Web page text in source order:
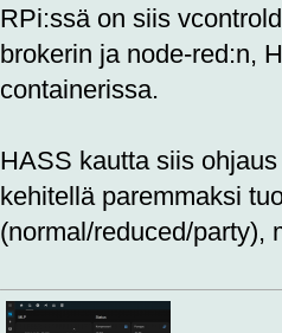
RPi:ssä on siis
brokerin ja node-red:n,
containerissa.
HASS kautta siis
kehitellä paremmaksi
(normal/reduced/party),